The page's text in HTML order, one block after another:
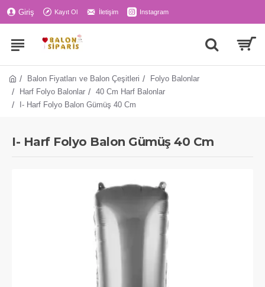
Giriş Kayıt Ol İletişim Instagram
Balon Fiyatları ve Balon Çeşitleri
Folyo Balonlar
Harf Folyo Balonlar
40 Cm Harf Balonlar
I- Harf Folyo Balon Gümüş 40 Cm
I- Harf Folyo Balon Gümüş 40 Cm